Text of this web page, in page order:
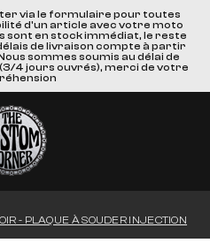
via le formulaire pour toutes
d'un article avec votre moto
sont en stock immédiat, le reste
de livraison compte à partir
sommes soumis au délai de
4 jours ouvrés), merci de votre
- PLAQUE À SOUDER INJECTION